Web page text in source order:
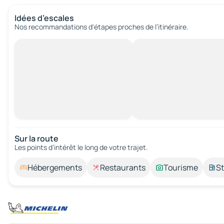
Idées d’escales
Nos recommandations d'étapes proches de l’itinéraire.
Sur la route
Les points d’intérêt le long de votre trajet.
Hébergements Restaurants Tourisme